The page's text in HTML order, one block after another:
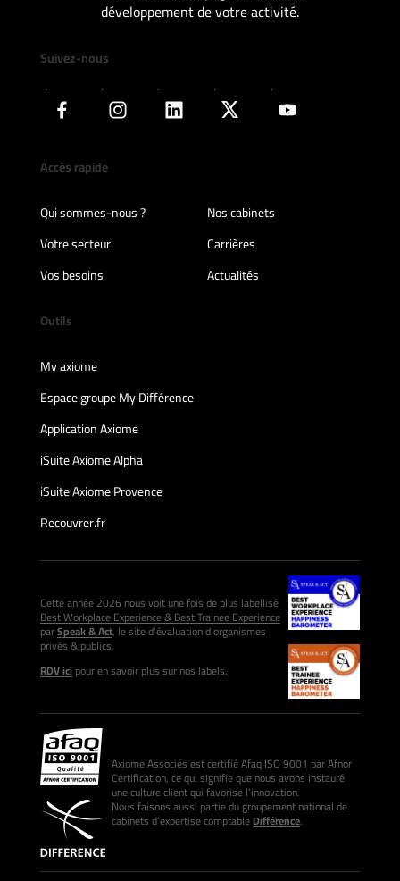
développement de votre activité.
Suivez-nous
Accès rapide
Qui sommes-nous ?
Nos cabinets
Votre secteur
Carrières
Vos besoins
Actualités
Outils
My axiome
Espace groupe My Différence
Application Axiome
iSuite Axiome Alpha
iSuite Axiome Provence
Recouvrer.fr
Cette année 2026 nous voit une fois de plus labellisé
Best Workplace Experience & Best Trainee Experience
parSpeak & Act, le site d’évaluation d’organismes
privés & publics.
RDV icipour en savoir plus sur nos labels.
Axiome Associés est certifié Afaq ISO 9001 par Afnor
Certification, ce qui signifie que nous avons instauré
une culture client qui favorise l’innovation.
Nous faisons aussi partie du groupement national de
cabinets d’expertise comptableDifférence.